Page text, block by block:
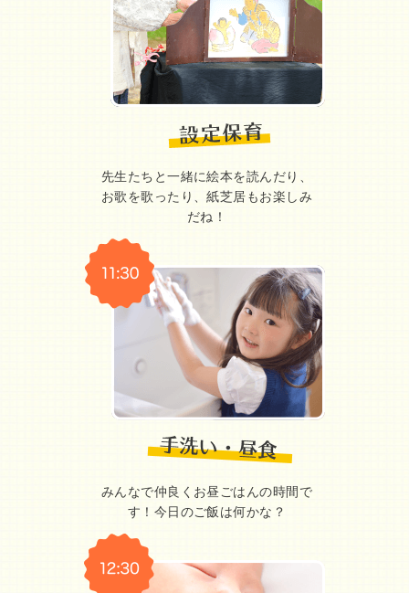
先生たちと一緒に絵本を読んだり、
お歌を歌ったり、紙芝居もお楽しみ
だね！
みんなで仲良くお昼ごはんの時間で
す！今日のご飯は何かな？